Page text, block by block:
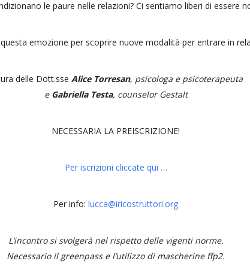
le paure nelle relazioni? Ci sentiamo liberi di essere
emozione per scoprire nuove modalità per entrare in
delle Dott.sse Alice Torresan, psicologa e psicoterapeuta
e Gabriella Testa, counselor Gestalt
NECESSARIA LA PREISCRIZIONE!
Per iscrizioni cliccate qui …
Per info: lucca@iricostruttori.org
L’incontro si svolgerà nel rispetto delle vigenti norme.
Necessario il greenpass e l’utilizzo di mascherine ffp2.